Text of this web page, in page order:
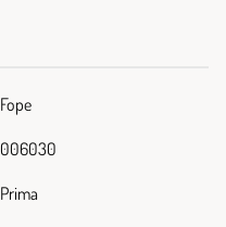
Fope
006030
Prima